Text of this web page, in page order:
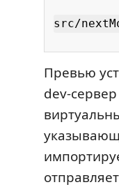
src/
Превью
dev-